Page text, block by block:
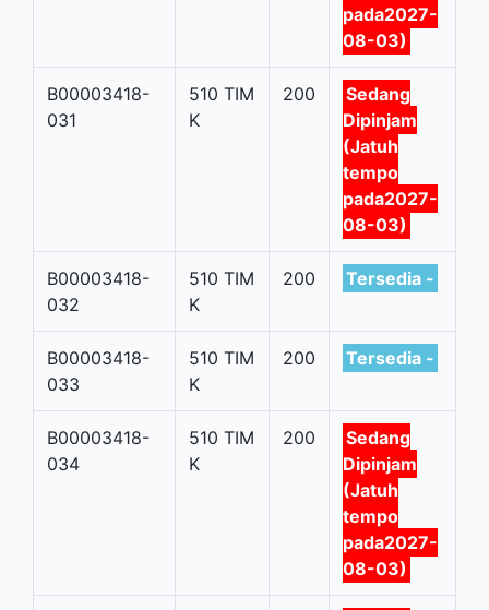
pada2027-
08-03)
B00003418-
031
510 TIM
K
200
Sedang
Dipinjam
(Jatuh
tempo
pada2027-
08-03)
B00003418-
032
510 TIM
K
200 Tersedia -
B00003418-
033
510 TIM
K
200 Tersedia -
B00003418-
034
510 TIM
K
200
Sedang
Dipinjam
(Jatuh
tempo
pada2027-
08-03)